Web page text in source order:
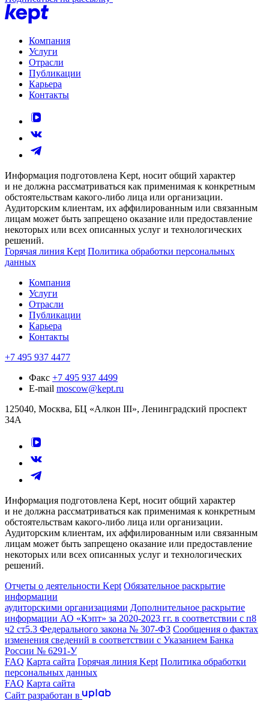
Компания
Услуги
Отрасли
Публикации
Карьера
Контакты
Информация подготовлена Kept, носит общий характер
и не должна рассматриваться как применимая к конкретным
обстоятельствам какого-либо лица или организации.
Аудиторским клиентам, их аффилированным или связанным
лицам может быть запрещено оказание или предоставление
некоторых или всех описанных услуг и технологических
решений.
Горячая линия Kept Политика обработки персональных
данных
Компания
Услуги
Отрасли
Публикации
Карьера
Контакты
+7 495 937 4477
Факс +7 495 937 4499
E-mail moscow@kept.ru
125040, Москва, БЦ «Алкон III», Ленинградский проспект
34А
Информация подготовлена Kept, носит общий характер
и не должна рассматриваться как применимая к конкретным
обстоятельствам какого-либо лица или организации.
Аудиторским клиентам, их аффилированным или связанным
лицам может быть запрещено оказание или предоставление
некоторых или всех описанных услуг и технологических
решений.
Отчеты о деятельности Kept Обязательное раскрытие
информации
аудиторскими организациями Дополнительное раскрытие
информации АО «Кэпт» за 2020-2023 гг. в соответствии с п8
ч2 ст5.3 Федерального закона № 307-ФЗ Сообщения о фактах
изменения сведений в соответствии с Указанием Банка
России № 6291-У
FAQ Карта сайта Горячая линия Kept Политика обработки
персональных данных
FAQ Карта сайта
Сайт разработан в